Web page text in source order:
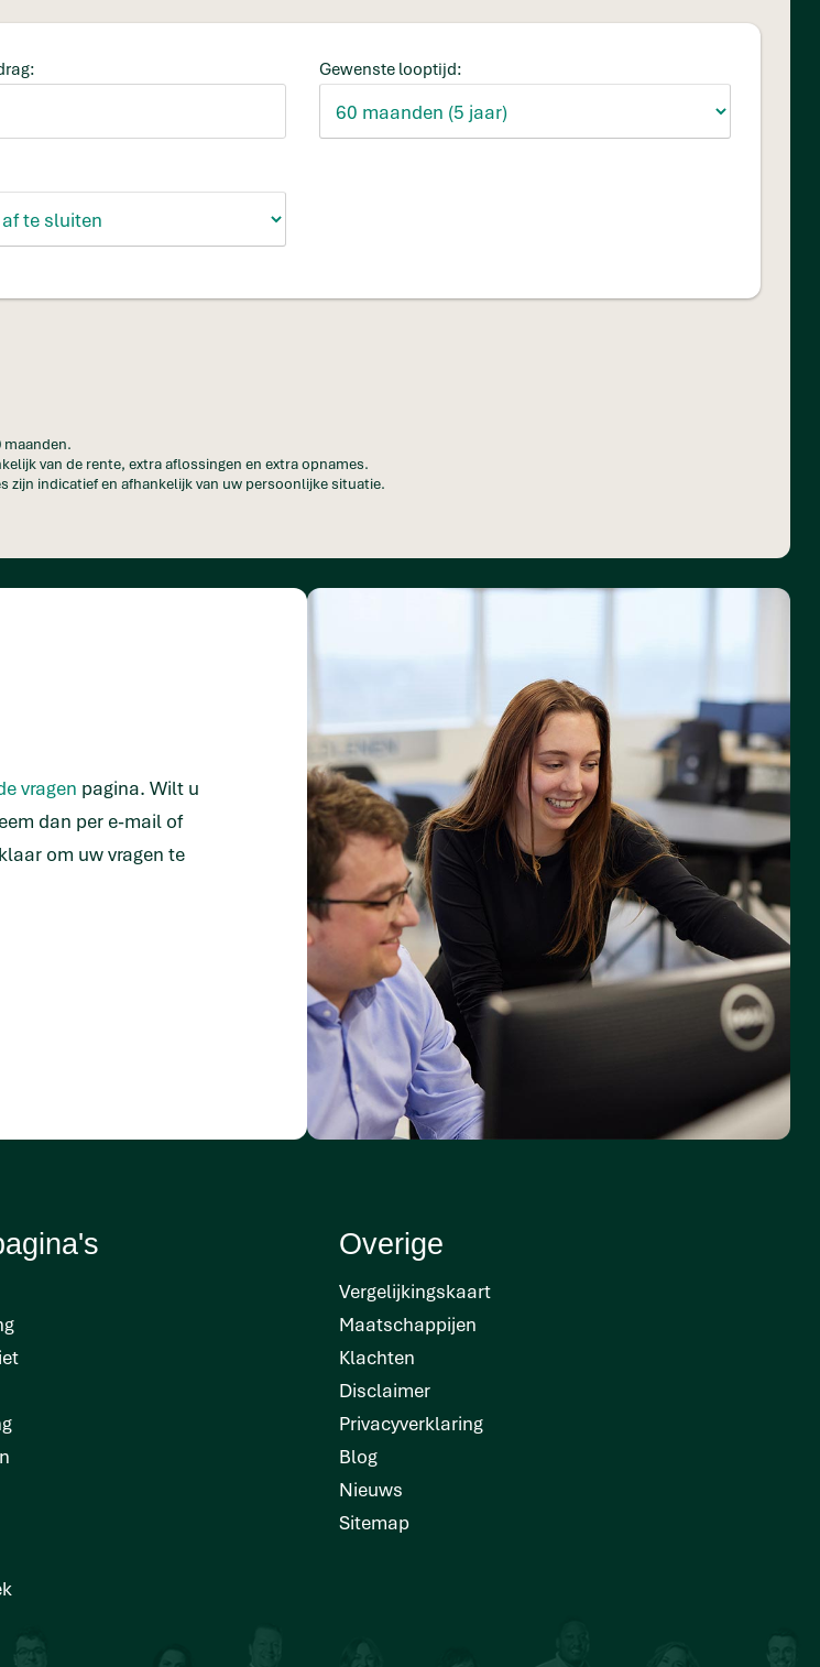
Gewenste looptijd:
van de rente, extra aflossingen en extra opnames.
zijn indicatief en afhankelijk van uw persoonlijke situatie.
vragen pagina. Wilt u
dan per e-mail of
om uw vragen te
Overige
Vergelijkingskaart
Maatschappijen
Klachten
Disclaimer
Privacyverklaring
Blog
Nieuws
Sitemap